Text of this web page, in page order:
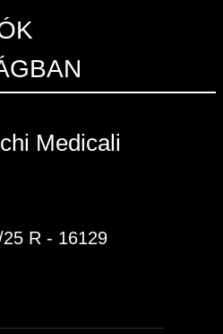
Medicali
R - 16129